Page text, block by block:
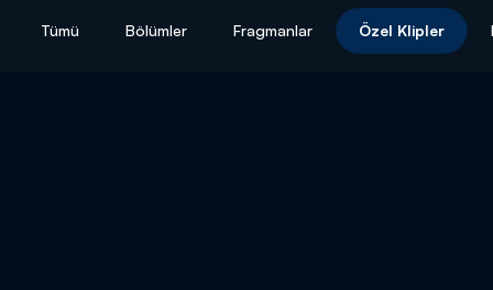
Tümü Bölümler Fragmanlar Özel Klipler